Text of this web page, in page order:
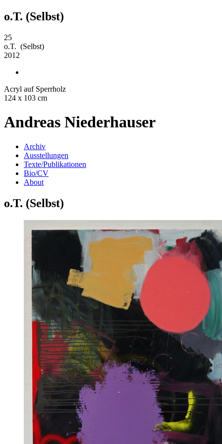
o.T. (Selbst)
25
o.T. (Selbst)
2012
Acryl auf Sperrholz
124 x 103 cm
Andreas Niederhauser
Archiv
Ausstellungen
Texte/Publikationen
Bio/CV
About
o.T. (Selbst)